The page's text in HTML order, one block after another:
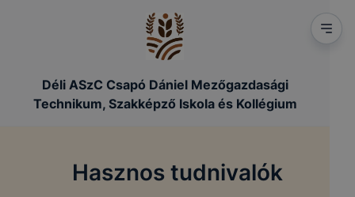
Déli ASzC Csapó Dániel Mezőgazdasági
Technikum, Szakképző Iskola és Kollégium
Hasznos tudnivalók